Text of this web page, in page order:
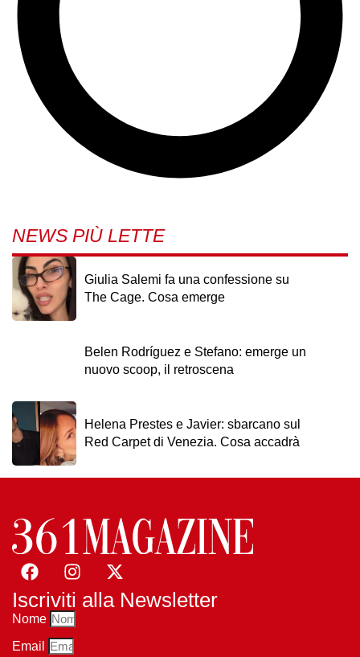
NEWS PIÙ LETTE
Giulia Salemi fa una confessione su
The Cage. Cosa emerge
Belen Rodríguez e Stefano: emerge un
nuovo scoop, il retroscena
Helena Prestes e Javier: sbarcano sul
Red Carpet di Venezia. Cosa accadrà
Iscriviti alla Newsletter
Nome
Email